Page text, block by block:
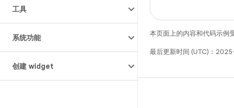
工具
系统功能
创建 widget
本页面上的内容和代码示例
最后更新时间 (UTC)：